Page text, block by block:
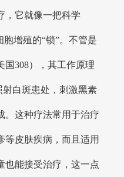
，它就像一把科学
胞增殖的“锁”。不管是
国308），其工作原理
射白斑患处，刺激黑素
。这种疗法常用于治疗
等皮肤疾病，而且适用
也能接受治疗，这一点